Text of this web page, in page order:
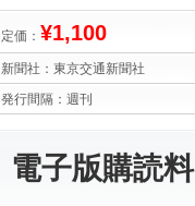
定価： ¥1,100
新聞社： 東京交通新聞社
発行間隔： 週刊
電子版購読